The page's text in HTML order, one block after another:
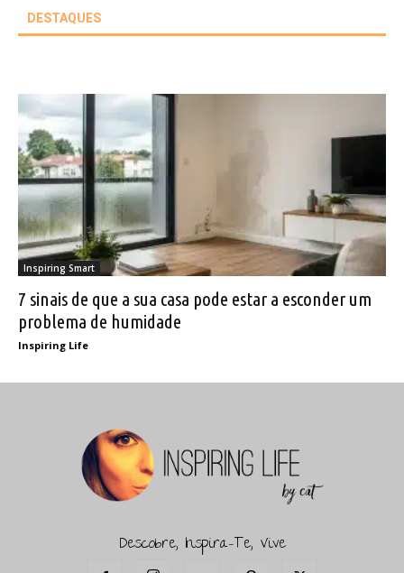
DESTAQUES
Inspiring Smart
7 sinais de que a sua casa pode estar a esconder um
problema de humidade
Inspiring Life
Descobre, Inspira-Te, Vive